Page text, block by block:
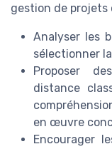
gestion de projets
Analyser les
sélectionner
Proposer
distance
en œuvre
Encourager